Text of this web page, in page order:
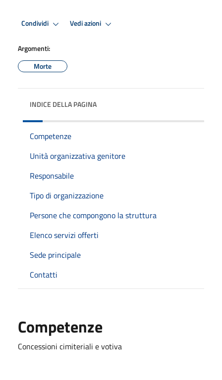
Condividi Vedi azioni
Argomenti:
Morte
INDICE DELLA PAGINA
Competenze
Unità organizzativa genitore
Responsabile
Tipo di organizzazione
Persone che compongono la struttura
Elenco servizi offerti
Sede principale
Contatti
Competenze
Concessioni cimiteriali e votiva